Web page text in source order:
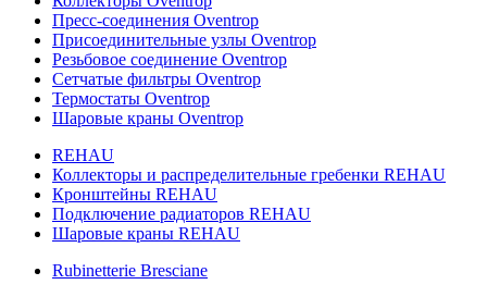
Пресс-соединения Oventrop
Присоединительные узлы Oventrop
Резьбовое соединение Oventrop
Сетчатые фильтры Oventrop
Термостаты Oventrop
Шаровые краны Oventrop
REHAU
Коллекторы и распределительные гребенки REHAU
Кронштейны REHAU
Подключение радиаторов REHAU
Шаровые краны REHAU
Rubinetterie Bresciane